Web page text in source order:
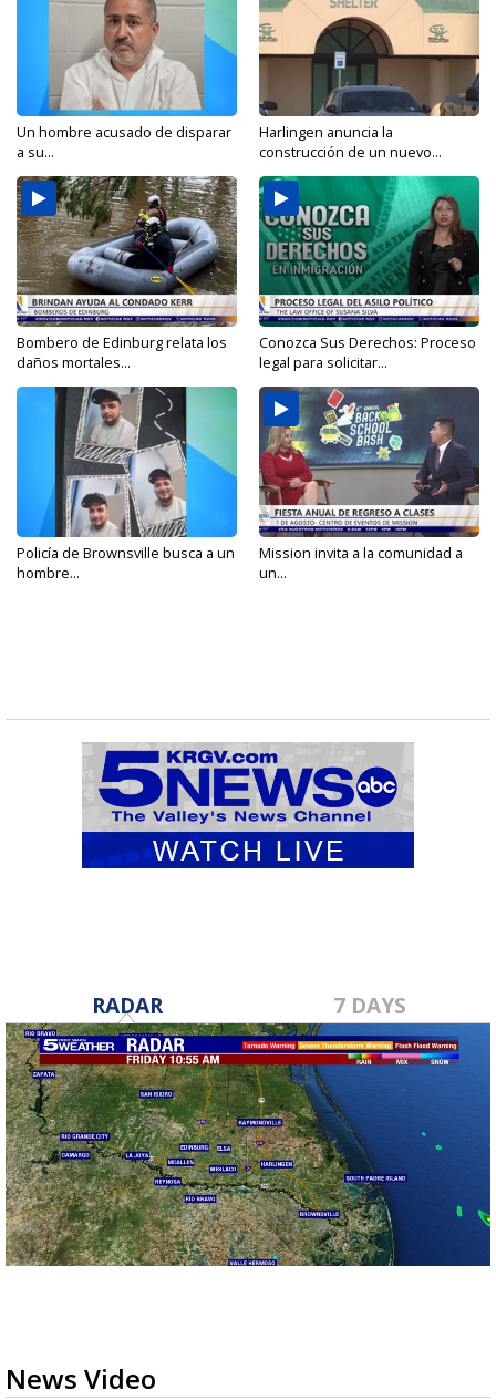
Un hombre acusado de disparar
a su...
Harlingen anuncia la
construcción de un nuevo...
Bombero de Edinburg relata los
daños mortales...
Conozca Sus Derechos: Proceso
legal para solicitar...
Policía de Brownsville busca a un
hombre...
Mission invita a la comunidad a
un...
RADAR 7 DAYS
News Video